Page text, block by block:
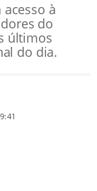
à
do
últimos
do dia.